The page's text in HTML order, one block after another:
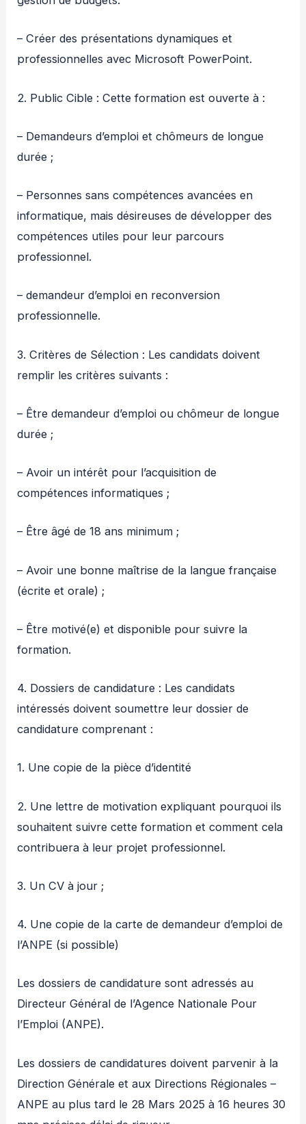
– Créer des présentations dynamiques et
professionnelles avec Microsoft PowerPoint.
2. Public Cible : Cette formation est ouverte à :
– Demandeurs d’emploi et chômeurs de longue
durée ;
– Personnes sans compétences avancées en
informatique, mais désireuses de développer des
compétences utiles pour leur parcours
professionnel.
– demandeur d’emploi en reconversion
professionnelle.
3. Critères de Sélection : Les candidats doivent
remplir les critères suivants :
– Être demandeur d’emploi ou chômeur de longue
durée ;
– Avoir un intérêt pour l’acquisition de
compétences informatiques ;
– Être âgé de 18 ans minimum ;
– Avoir une bonne maîtrise de la langue française
(écrite et orale) ;
– Être motivé(e) et disponible pour suivre la
formation.
4. Dossiers de candidature : Les candidats
intéressés doivent soumettre leur dossier de
candidature comprenant :
1. Une copie de la pièce d’identité
2. Une lettre de motivation expliquant pourquoi ils
souhaitent suivre cette formation et comment cela
contribuera à leur projet professionnel.
3. Un CV à jour ;
4. Une copie de la carte de demandeur d’emploi de
l’ANPE (si possible)
Les dossiers de candidature sont adressés au
Directeur Général de l’Agence Nationale Pour
l’Emploi (ANPE).
Les dossiers de candidatures doivent parvenir à la
Direction Générale et aux Directions Régionales –
ANPE au plus tard le 28 Mars 2025 à 16 heures 30